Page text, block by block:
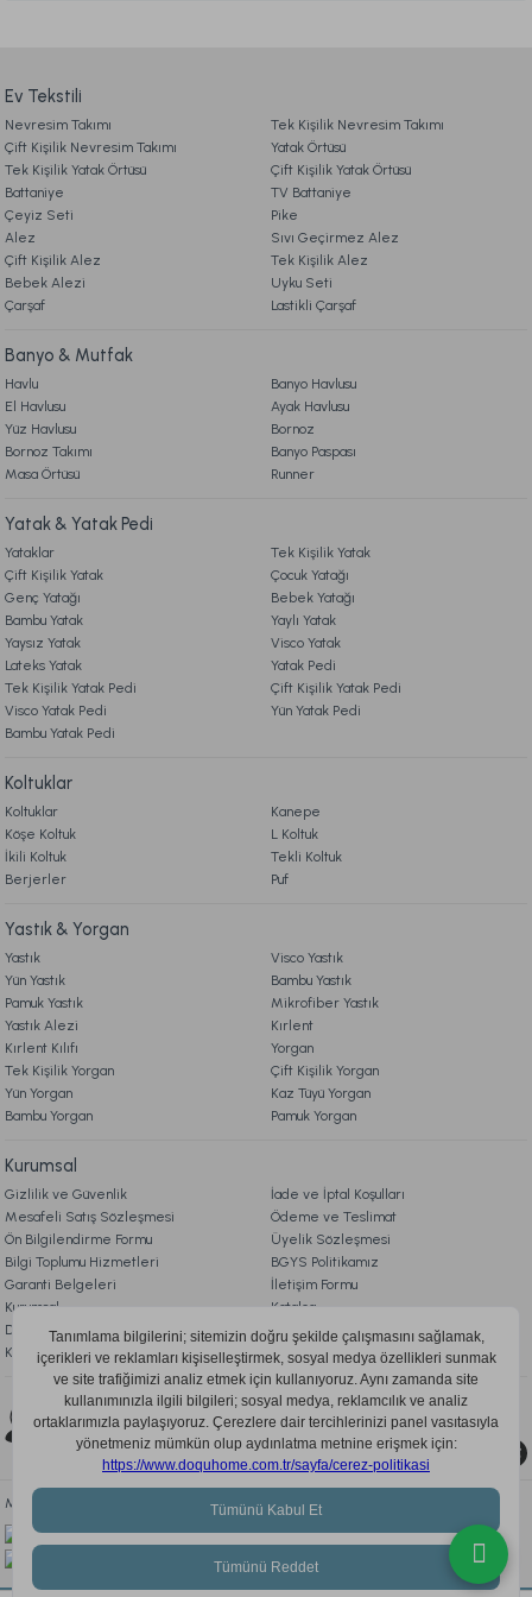
Ürün fiyatı diğer sitelerden daha pahalı.
Bu ürüne benzer farklı alternatifler olmalı.
Gönder
3. ÖDEME
4. KARGO & TESLİMAT
5. İADE & DEĞİŞİM
7. KAMPANYA & İNDİRİMLER
9. YATAK & KOLTUK SİPARİŞ VE İADE İŞLEMLERİ
9.329,00 TL
Ücretsiz Kargo
Shavi Lambader Gövde + Şapka Siyah
9.329,00 TL
Ücretsiz Kargo
Bloda Lambader Antrasit
9.569,00 TL
Ücretsiz Kargo
Madow Lambader Gövde + Şapka Siyah-Eskitme
8.359,00 TL
8.839,00 TL
Kapel Lambader Siyah-Eskitme
7.079,00 TL
Tindo Lambader Gövde + Şapka Eskitme
6.659,00 TL
Ücretsiz Kargo
Delgado Lambader Gövde + Şapka Eskitme
6.049,00 TL
Ücretsiz Kargo
Rante Lambader Gövde + Şapka Eskitme
6.049,00 TL
Ücretsiz Kargo
Ev Tekstili
Nevresim Takımı
Tek Kişilik Nevresim Takımı
Çift Kişilik Nevresim Takımı
Yatak Örtüsü
Tek Kişilik Yatak Örtüsü
Çift Kişilik Yatak Örtüsü
Battaniye
TV Battaniye
Çeyiz Seti
Pike
Alez
Sıvı Geçirmez Alez
Çift Kişilik Alez
Tek Kişilik Alez
Bebek Alezi
Uyku Seti
Çarşaf
Lastikli Çarşaf
Banyo & Mutfak
Havlu
Banyo Havlusu
El Havlusu
Ayak Havlusu
Yüz Havlusu
Bornoz
Bornoz Takımı
Banyo Paspası
Masa Örtüsü
Runner
Yatak & Yatak Pedi
Yataklar
Tek Kişilik Yatak
Çift Kişilik Yatak
Çocuk Yatağı
Genç Yatağı
Bebek Yatağı
Bambu Yatak
Yaylı Yatak
Yaysız Yatak
Visco Yatak
Lateks Yatak
Yatak Pedi
Tek Kişilik Yatak Pedi
Çift Kişilik Yatak Pedi
Visco Yatak Pedi
Yün Yatak Pedi
Bambu Yatak Pedi
Koltuklar
Koltuklar
Kanepe
Köşe Koltuk
L Koltuk
İkili Koltuk
Tekli Koltuk
Berjerler
Puf
Yastık & Yorgan
Yastık
Visco Yastık
Yün Yastık
Bambu Yastık
Pamuk Yastık
Mikrofiber Yastık
Yastık Alezi
Kırlent
Kırlent Kılıfı
Yorgan
Tek Kişilik Yorgan
Çift Kişilik Yorgan
Yün Yorgan
Kaz Tüyü Yorgan
Bambu Yorgan
Pamuk Yorgan
Kurumsal
Gizlilik ve Güvenlik
İade ve İptal Koşulları
Mesafeli Satış Sözleşmesi
Ödeme ve Teslimat
Ön Bilgilendirme Formu
Üyelik Sözleşmesi
Bilgi Toplumu Hizmetleri
BGYS Politikamız
Garanti Belgeleri
İletişim Formu
Kurumsal
Katalog
Doqu Blog
Çerez Politikası
KVKK Aydınlatma Metni
Bizi Takip Edin
0850 205 03 35
Mobil Uygulamayı İndir, Fırsatları Kaçırma!